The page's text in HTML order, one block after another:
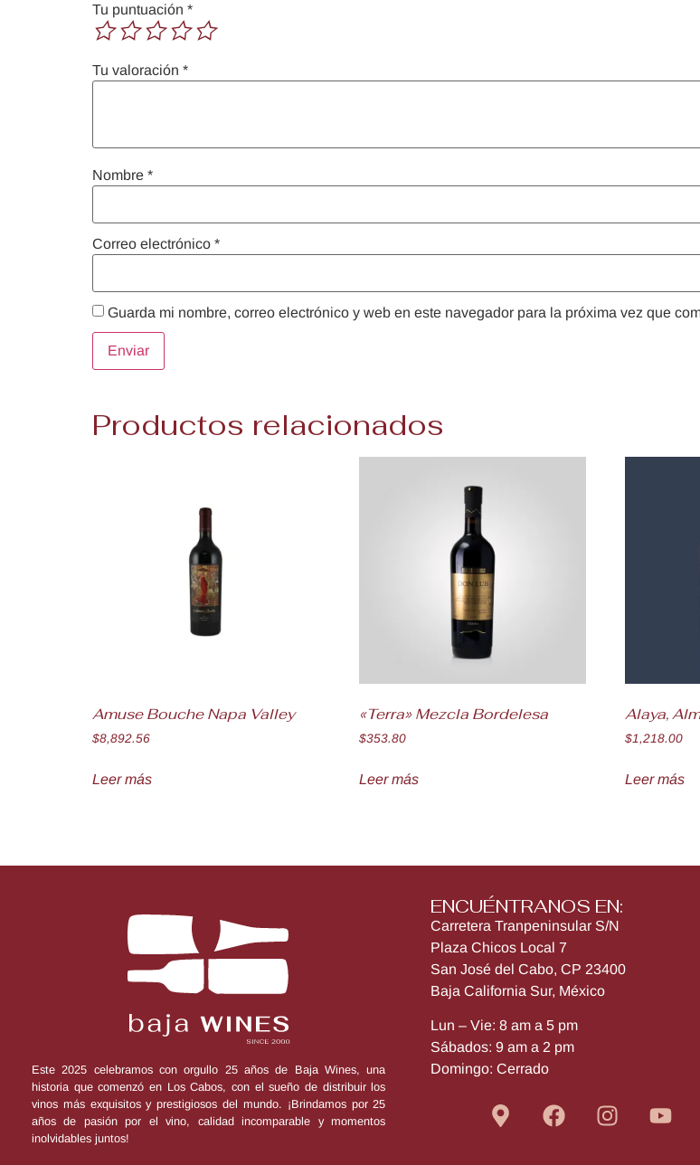
Tu puntuación *
Tu valoración *
Nombre *
Correo electrónico *
Guarda mi nombre, correo electrónico y web en este navegador para la próxima vez que
Productos relacionados
Amuse Bouche Napa Valley
$8,892.56
Leer más
«Terra» Mezcla Bordelesa
$353.80
Leer más
Alaya,
$1,218.00
Leer más
Este 2025 celebramos con orgullo 25 años de Baja Wines, una
historia que comenzó en Los Cabos, con el sueño de distribuir los
vinos más exquisitos y prestigiosos del mundo. ¡Brindamos por 25
años de pasión por el vino, calidad incomparable y momentos
inolvidables juntos!
ENCUÉNTRANOS EN:
Carretera Tranpeninsular S/N
Plaza Chicos Local 7
San José del Cabo, CP 23400
Baja California Sur, México
Lun – Vie: 8 am a 5 pm
Sábados: 9 am a 2 pm
Domingo: Cerrado